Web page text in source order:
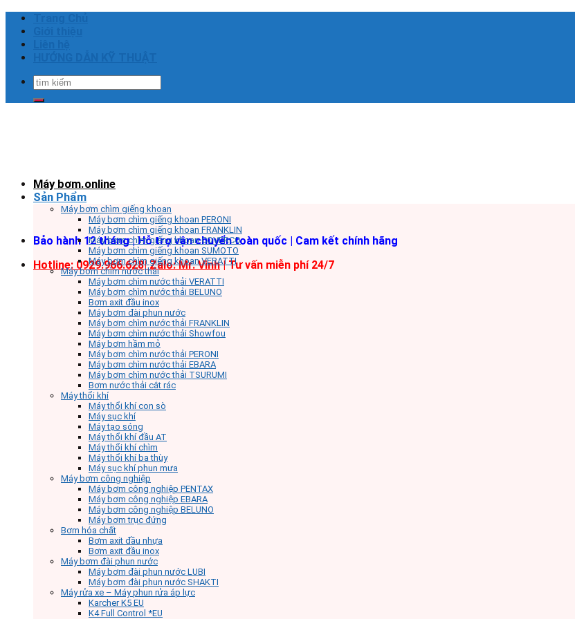
Skip
content
Tìm
Bảo hành 12 tháng | Hỗ trợ vận chuyển toàn quốc | Cam kết chính hãng
Hotline: 0929.966.628|Zalo: Mr. Vinh| Tư vấn miễn phí 24/7
Máy bơm.online
Sản Phẩm
Máy bơm chìm giếng khoan
Máy bơm chìm giếng khoan PERONI
Máy bơm chìm giếng khoan FRANKLIN
Máy bơm chìm giếng khoan COVERCO
Máy bơm chìm giếng khoan SUMOTO
Máy bơm chìm giếng khoan VERATTI
Máy bơm chìm nước thải
Máy bơm chìm nước thải VERATTI
Máy bơm chìm nước thải BELUNO
Bơm axit đầu inox
Máy bơm đài phun nước
Máy bơm chìm nước thải FRANKLIN
Máy bơm chìm nước thải Showfou
Máy bơm hầm mỏ
Máy bơm chìm nước thải PERONI
Máy bơm chìm nước thải EBARA
Máy bơm chìm nước thải TSURUMI
Bơm nước thải cắt rác
Máy thổi khí
Máy thổi khí con sò
Máy sục khí
Máy tạo sóng
Máy thổi khí đầu AT
Máy thổi khí chìm
Máy thổi khí ba thùy
Máy sục khí phun mưa
Máy bơm công nghiệp
Máy bơm công nghiệp PENTAX
Máy bơm công nghiệp EBARA
Máy bơm công nghiệp BELUNO
Máy bơm trục đứng
Bơm hóa chất
Bơm axit đầu nhựa
Bơm axit đầu inox
Máy bơm đài phun nước
Máy bơm đài phun nước LUBI
Máy bơm đài phun nước SHAKTI
Máy rửa xe – Máy phun rửa áp lực
Karcher K5 EU
K4 Full Control *EU